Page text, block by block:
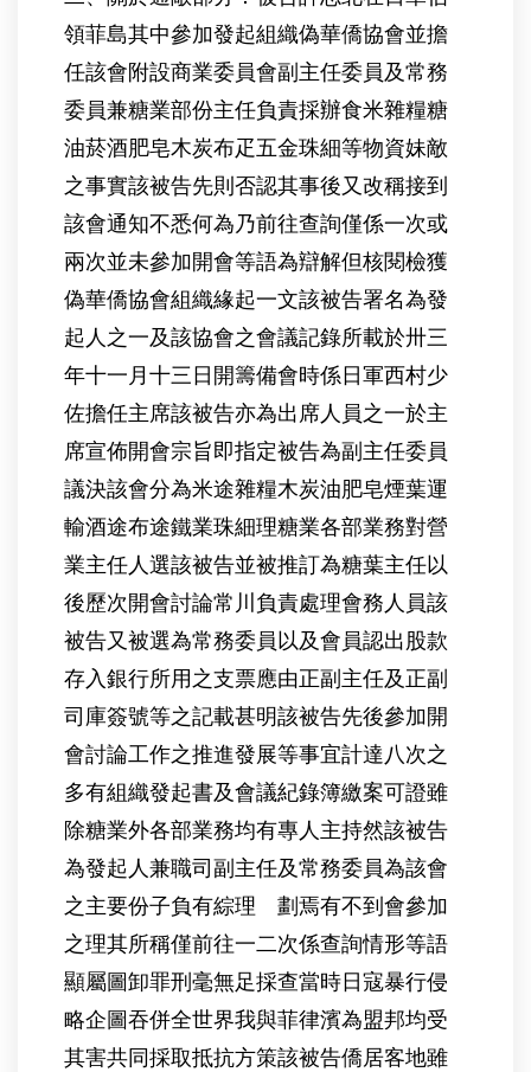
領菲島其中參加發起組織偽華僑協會並擔
任該會附設商業委員會副主任委員及常務
委員兼糖業部份主任負責採辦食米雜糧糖
油菸酒肥皂木炭布疋五金珠細等物資妹敵
之事實該被告先則否認其事後又改稱接到
該會通知不悉何為乃前往查詢僅係一次或
兩次並未參加開會等語為辯解但核閱檢獲
偽華僑協會組織緣起一文該被告署名為發
起人之一及該協會之會議記錄所載於卅三
年十一月十三日開籌備會時係日軍西村少
佐擔任主席該被告亦為出席人員之一於主
席宣佈開會宗旨即指定被告為副主任委員
議決該會分為米途雜糧木炭油肥皂煙葉運
輸酒途布途鐵業珠細理糖業各部業務對營
業主任人選該被告並被推訂為糖葉主任以
後歷次開會討論常川負責處理會務人員該
被告又被選為常務委員以及會員認出股款
存入銀行所用之支票應由正副主任及正副
司庫簽號等之記載甚明該被告先後參加開
會討論工作之推進發展等事宜計達八次之
多有組織發起書及會議紀錄簿繳案可證雖
除糖業外各部業務均有專人主持然該被告
為發起人兼職司副主任及常務委員為該會
之主要份子負有綜理 劃焉有不到會參加
之理其所稱僅前往一二次係查詢情形等語
顯屬圖卸罪刑毫無足採查當時日寇暴行侵
略企圖吞併全世界我與菲律濱為盟邦均受
其害共同採取抵抗方策該被告僑居客地雖